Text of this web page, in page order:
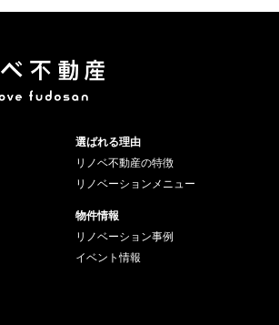
選ばれる理由
リノベ不動産の特徴
リノベーションメニュー
物件情報
リノベーション事例
イベント情報